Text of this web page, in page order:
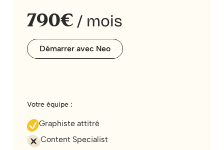
790€ / mois
Démarrer avec Neo
Votre équipe :
Graphiste attitré
Content Specialist